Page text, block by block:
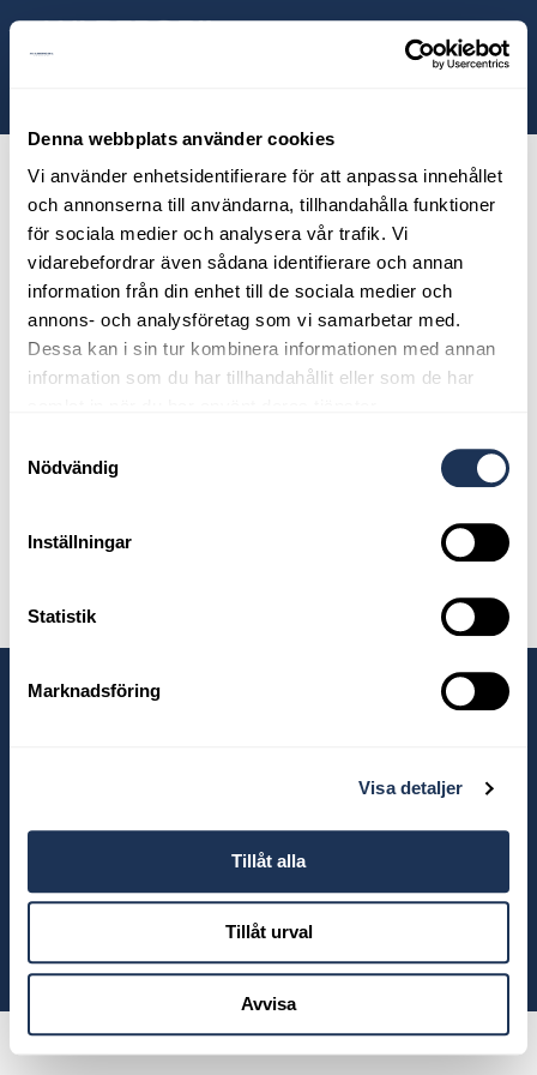
Denna webbplats använder cookies
Vi använder enhetsidentifierare för att anpassa innehållet
och annonserna till användarna, tillhandahålla funktioner
för sociala medier och analysera vår trafik. Vi
vidarebefordrar även sådana identifierare och annan
information från din enhet till de sociala medier och
annons- och analysföretag som vi samarbetar med.
Dessa kan i sin tur kombinera informationen med annan
information som du har tillhandahållit eller som de har
Nödvändig
Inställningar
Statistik
Marknadsföring
Visa detaljer
Tillåt alla
Tillåt urval
Avvisa
huvudinnehållet
Volvo
Selekt
Våra anläggningar
© 2026 Ahlberg Bil
Powered byWayke